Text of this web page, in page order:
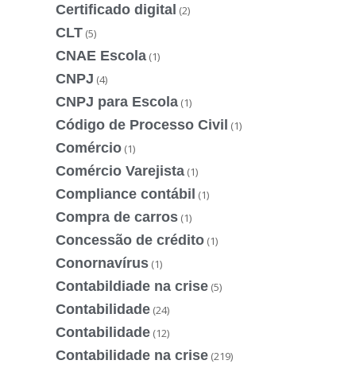
Certificado digital (2)
CLT (5)
CNAE Escola (1)
CNPJ (4)
CNPJ para Escola (1)
Código de Processo Civil (1)
Comércio (1)
Comércio Varejista (1)
Compliance contábil (1)
Compra de carros (1)
Concessão de crédito (1)
Conornavírus (1)
Contabildiade na crise (5)
Contabilidade (24)
Contabilidade (12)
Contabilidade na crise (219)